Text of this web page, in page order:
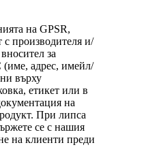
на GPSR,
с производителя и/
за
(име, адрес, имейл/
върху
етикет или в
на
При липса
се с нашия
на клиенти преди